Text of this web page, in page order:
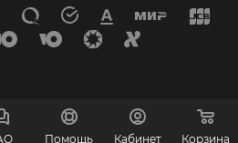
Помощь Кабинет Корзина